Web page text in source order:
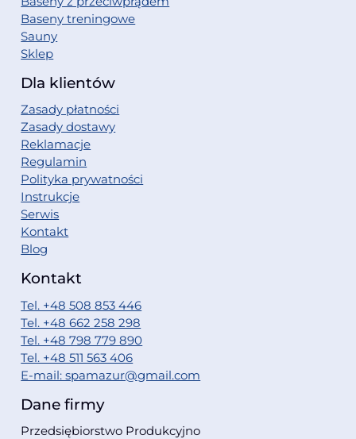
Baseny treningowe
Sauny
Sklep
Dla klientów
Zasady płatności
Zasady dostawy
Reklamacje
Regulamin
Polityka prywatności
Instrukcje
Serwis
Kontakt
Blog
Kontakt
Tel. +48 508 853 446
Tel. +48 662 258 298
Tel. +48 798 779 890
Tel. +48 511 563 406
E-mail: spamazur@gmail.com
Dane firmy
Przedsiębiorstwo Produkcyjno